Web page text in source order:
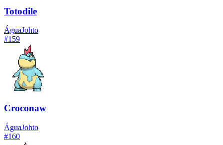
Totodile
ÁguaJohto
#159
Croconaw
ÁguaJohto
#160